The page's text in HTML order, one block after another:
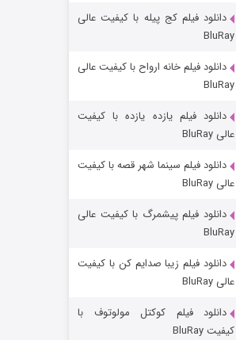
شوگر فصل ۲
خاندان اژدها فصل ۳
دانلود فیلم کج‌ پیله با کیفیت عالی
BluRay
دانلود فیلم خانه ارواح با کیفیت عالی
BluRay
دانلود فیلم یازده یازده با کیفیت
عالی BluRay
دانلود فیلم سینما شهر قصه با کیفیت
عالی BluRay
دانلود فیلم پیشمرگ با کیفیت عالی
BluRay
دانلود فیلم زیبا صدایم کن با کیفیت
عالی BluRay
دانلود فیلم کوکتل مولوتوف با
کیفیت BluRay